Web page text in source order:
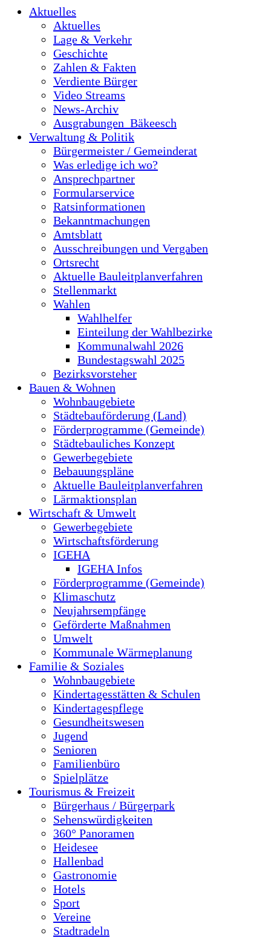
Aktuelles
Aktuelles
Lage & Verkehr
Geschichte
Zahlen & Fakten
Verdiente Bürger
Video Streams
News-Archiv
Ausgrabungen_Bäkeesch
Verwaltung & Politik
Bürgermeister / Gemeinderat
Was erledige ich wo?
Ansprechpartner
Formularservice
Ratsinformationen
Bekanntmachungen
Amtsblatt
Ausschreibungen und Vergaben
Ortsrecht
Aktuelle Bauleitplanverfahren
Stellenmarkt
Wahlen
Wahlhelfer
Einteilung der Wahlbezirke
Kommunalwahl 2026
Bundestagswahl 2025
Bezirksvorsteher
Bauen & Wohnen
Wohnbaugebiete
Städtebauförderung (Land)
Förderprogramme (Gemeinde)
Städtebauliches Konzept
Gewerbegebiete
Bebauungspläne
Aktuelle Bauleitplanverfahren
Lärmaktionsplan
Wirtschaft & Umwelt
Gewerbegebiete
Wirtschaftsförderung
IGEHA
IGEHA Infos
Förderprogramme (Gemeinde)
Klimaschutz
Neujahrsempfänge
Geförderte Maßnahmen
Umwelt
Kommunale Wärmeplanung
Familie & Soziales
Wohnbaugebiete
Kindertagesstätten & Schulen
Kindertagespflege
Gesundheitswesen
Jugend
Senioren
Familienbüro
Spielplätze
Tourismus & Freizeit
Bürgerhaus / Bürgerpark
Sehenswürdigkeiten
360° Panoramen
Heidesee
Hallenbad
Gastronomie
Hotels
Sport
Vereine
Stadtradeln